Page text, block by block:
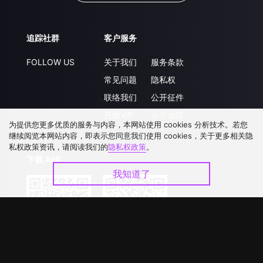
追踪社群
FOLLOW US
客户服务
关于我们
常见问题
联络我们
服务条款
隐私权
公开征件
为提供您更多优质的服务与内容，本网站使用 cookies 分析技术。若您
继续阅览本网站内容，即表示您同意我们使用 cookies，关于更多相关隐
私权政策资讯，请阅读我们的隐私权政策。
我知道了